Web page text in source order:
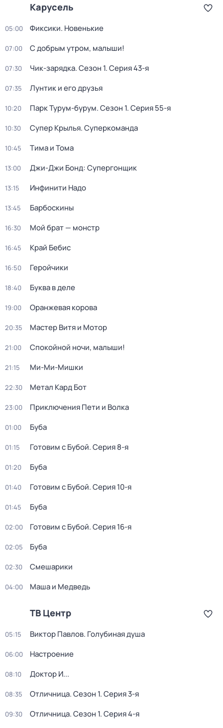
Карусель
05:00 Фиксики. Новенькие
07:00 С добрым утром, малыши!
07:30 Чик-зарядка. Сезон 1. Серия 43-я
07:35 Лунтик и его друзья
10:20 Парк Турум-бурум. Сезон 1. Серия 55-я
10:30 Супер Крылья. Суперкоманда
10:45 Тима и Тома
13:00 Джи-Джи Бонд: Супергонщик
13:15 Инфинити Надо
13:45 Барбоскины
16:30 Мой брат — монстр
16:45 Край Бебис
16:50 Геройчики
18:40 Буква в деле
19:00 Оранжевая корова
20:35 Мастер Витя и Мотор
21:00 Спокойной ночи, малыши!
21:15 Ми-Ми-Мишки
22:30 Метал Кард Бот
23:00 Приключения Пети и Волка
01:00 Буба
01:15 Готовим с Бубой. Серия 8-я
01:20 Буба
01:40 Готовим с Бубой. Серия 10-я
01:45 Буба
02:00 Готовим с Бубой. Серия 16-я
02:05 Буба
02:30 Смешарики
04:00 Маша и Медведь
ТВ Центр
05:15 Виктор Павлов. Голубиная душа
06:00 Настроение
08:10 Доктор И...
08:35 Отличница. Сезон 1. Серия 3-я
09:30 Отличница. Сезон 1. Серия 4-я